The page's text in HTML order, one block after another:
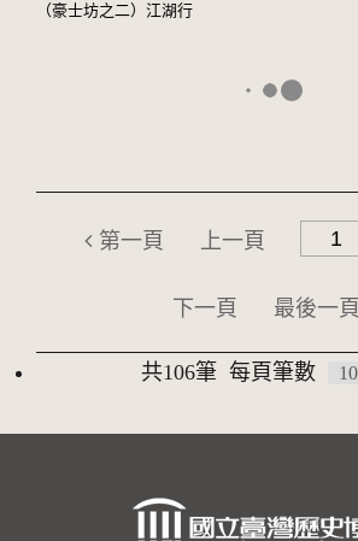
（豪士坊之二）江湖行
第一頁 上一頁
下一頁 最後一頁
共106筆 每頁筆數